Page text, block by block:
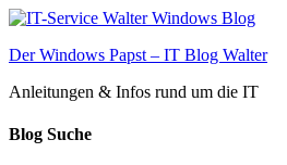
Zum
springen
Der Windows Papst – IT Blog Walter
Anleitungen & Infos rund um die IT
Blog Suche